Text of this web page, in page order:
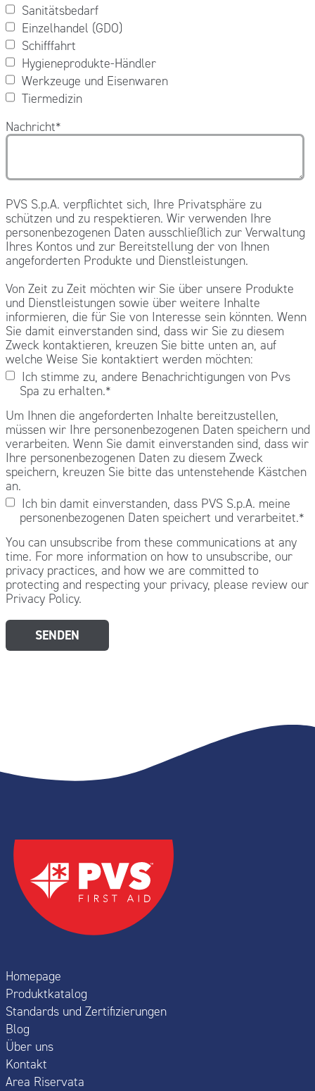
Sanitätsbedarf
Einzelhandel (GDO)
Schifffahrt
Hygieneprodukte-Händler
Werkzeuge und Eisenwaren
Tiermedizin
Nachricht*
PVS S.p.A. verpflichtet sich, Ihre Privatsphäre zu
schützen und zu respektieren. Wir verwenden Ihre
personenbezogenen Daten ausschließlich zur Verwaltung
Ihres Kontos und zur Bereitstellung der von Ihnen
angeforderten Produkte und Dienstleistungen.
Von Zeit zu Zeit möchten wir Sie über unsere Produkte
und Dienstleistungen sowie über weitere Inhalte
informieren, die für Sie von Interesse sein könnten. Wenn
Sie damit einverstanden sind, dass wir Sie zu diesem
Zweck kontaktieren, kreuzen Sie bitte unten an, auf
welche Weise Sie kontaktiert werden möchten:
Ich stimme zu, andere Benachrichtigungen von Pvs
Spa zu erhalten.*
Um Ihnen die angeforderten Inhalte bereitzustellen,
müssen wir Ihre personenbezogenen Daten speichern und
verarbeiten. Wenn Sie damit einverstanden sind, dass wir
Ihre personenbezogenen Daten zu diesem Zweck
speichern, kreuzen Sie bitte das untenstehende Kästchen
an.
Ich bin damit einverstanden, dass PVS S.p.A. meine
personenbezogenen Daten speichert und verarbeitet.*
You can unsubscribe from these communications at any
time. For more information on how to unsubscribe, our
privacy practices, and how we are committed to
protecting and respecting your privacy, please review our
Privacy Policy.
Homepage
Produktkatalog
Standards und Zertifizierungen
Blog
Über uns
Kontakt
Area Riservata